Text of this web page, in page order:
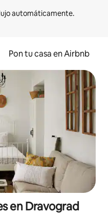
Pon tu casa en Airbnb
en Dravograd